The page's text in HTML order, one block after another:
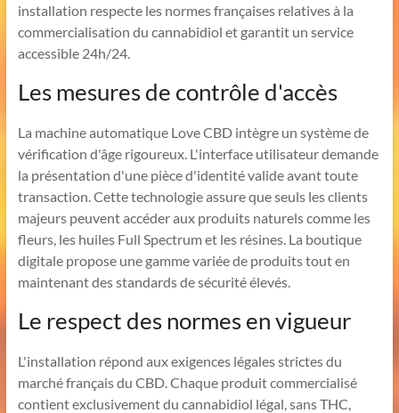
installation respecte les normes françaises relatives à la
commercialisation du cannabidiol et garantit un service
accessible 24h/24.
Les mesures de contrôle d'accès
La machine automatique Love CBD intègre un système de
vérification d'âge rigoureux. L'interface utilisateur demande
la présentation d'une pièce d'identité valide avant toute
transaction. Cette technologie assure que seuls les clients
majeurs peuvent accéder aux produits naturels comme les
fleurs, les huiles Full Spectrum et les résines. La boutique
digitale propose une gamme variée de produits tout en
maintenant des standards de sécurité élevés.
Le respect des normes en vigueur
L'installation répond aux exigences légales strictes du
marché français du CBD. Chaque produit commercialisé
contient exclusivement du cannabidiol légal, sans THC,